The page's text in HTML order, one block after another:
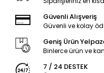
Güvenli Alışveriş
Güvenli ve kolay
Geniş Ürün
Binlerce ürün ve
7 / 24 DESTEK